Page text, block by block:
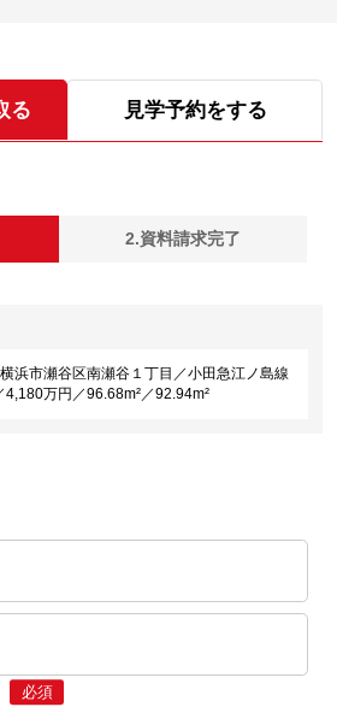
る 見学予約をする
2.資料請求完了
浜市瀬谷区南瀬谷１丁目／小田急江ノ島線
4,180万円／96.68m²／92.94m²
必須